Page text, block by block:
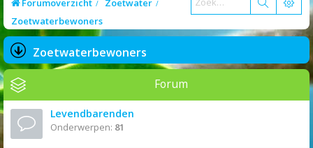
Forumoverzicht
Zoetwater
Zoetwaterbewoners
Zoetwaterbewoners
Forum
Levendbarenden
Onderwerpen: 81